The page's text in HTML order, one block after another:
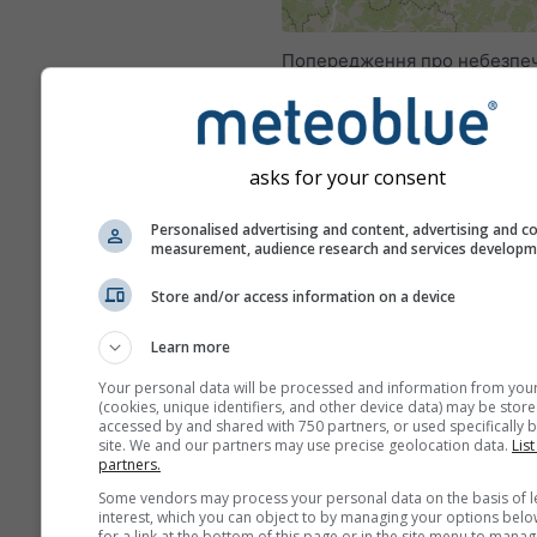
Попередження про
офіційних агентств по
meteoblue не несе
фактичний зміст або
повідомити через нашу
зворотного зв’язку; їх буде
відповідним інстанціям.
meteoMail -
asks for your consent
Personalised advertising and content, advertising and
measurement, audience research and services
Store and/or access information on a device
Learn more
Your personal data will be processed and information from
(cookies, unique identifiers, and other device data) may be
accessed by and shared with 750 partners, or used specifically
site. We and our partners may use precise geolocation data.
partners.
Some vendors may process your personal data on the basis of
interest, which you can object to by managing your options